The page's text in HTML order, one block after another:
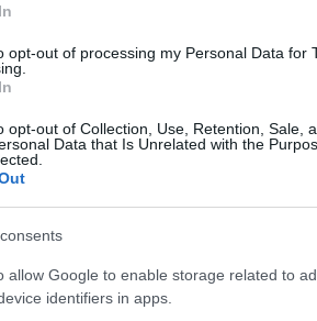
opt-out of processing my Personal Data for
opt-out of Collection, Use, Retention, Sale,
Data that Is Unrelated with the
allow Google to enable storage related to
identifiers in apps.
Ιρλανδία: Σχεδόν
επώνυμο Σάλιβαν